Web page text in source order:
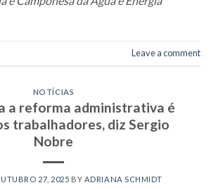
Leave a comment
NOTÍCIAS
a reforma administrativa é
trabalhadores, diz Sergio
Nobre
27, 2025 BY ADRIANA SCHMIDT